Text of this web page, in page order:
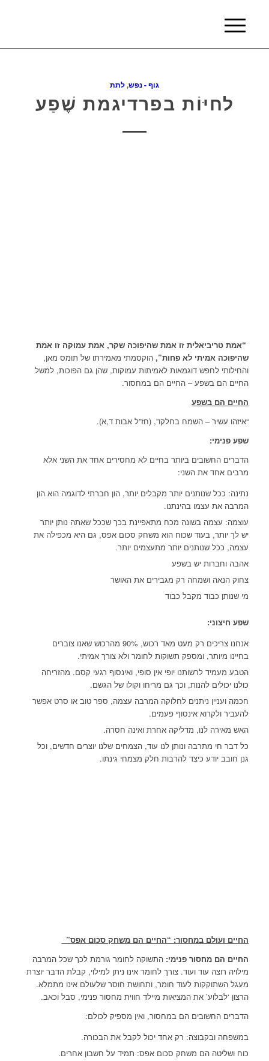
גוף - נפש,לתת
לחיּוֹת בפרדיגמת שֶׁפַע
“אמת טריביאלית זו אמת שהיפוכה שקר, אמת עמוקה זו אמת
שהיפוכה אמיתי לא פחות”, הוקסמתי מאמירתו של תומס מאן,
והחילותי לחפש דוגמאות לאמיתות עמוקות, שהן גם הפוכות, למשל
החיים הם בשפע – החיים הם במחסור.
החיים הם בשפע
“איזהו עשיר – השמח בחלקו”, (חז”ל אבות ד,א).
שפע פנימי:
הדברים החשובים ביותר בחיים לא מחסירים אחד את השני אלא
מרבים אחד את השני:
נתינה: ככל שנותנים יותר מקבלים יותר, הון חברתי לדוגמה הוא הון
המרבה את עצמו בהינתנו.
עוצמה: עצמה בשונה מכח מתאפיינת בכך שככל שאתה נותן יותר
יש לך יותר, בעוד שכוח הוא משחק סכום אפס, גם היא מכפילה את
עצמה, ככל שנותנים יותר מתעצמים יותר.
אהבה וחברות יש בשפע
צחוק הנאה ושמחה רק מגבירים את האושר
מי שנותן כבוד מקבל כבוד
שפע חיצוני:
אנחנו צריכים רק מעט מאד רכוש, 90% מהרכוש שאנו צוברים
בחיינו מיותר, ומספק תשוקות לחומר ולא צורך אמיתי.
הטבע מעמיד לרשותנו יופי אין סופי, ואינסוף רגעי קסם. מהזריחה
כולנו יכולים להנות, וכך גם מריחו וקולו של הגשם.
חכמה ועניין ניתנים לחלוקה המרבה עצמה, ספר טוב או סרט אפשר
להעביר ולקרוא אינסוף פעמים.
האש מאירה לנו, מדליקה אחרת ואינה חסרה.
כל דבר חי מתרבה ונותן לנו עוד, הצמחים שלנו יוצרים חדשים, וכל
גנן חובב יודע כיצד להרבות חלק מצמחי גינתו.
החיים ועולם במחסור: “החיים הם משחק סכום אפס”
החיים הם מחסור פנימי: התשוקה לחומר גורמת לכך שכל המרבה
מילויה רוצה עוד ועוד. צורך לחומר אינו ניתן למילוי, קבלת הדבר יוצרת
מעגל השתוקקות לעוד חומר, ותחושת חוסר שלעולם אינו מתמלא.
הרצון ‘לבלוע’ את המציאות מיילד חווית מחסור פנימי, סבל וכאב.
הדברים החשובים הם במחסור, ואין מספיק לכולם:
במשפחה ובקבוצה: רק אחד יכול לקבל את הבכורה.
כוח ושליטה הם משחק סכום אפס: תמיד על חשבון אחרים.